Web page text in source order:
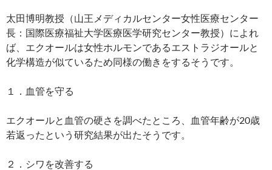
太田博明教授（山王メディカルセンター女性医療センター
長：国際医療福祉大学医療医学研究センター教授）によれ
ば、エクオールは女性ホルモンであるエストラジオールと
化学構造が似ているため同様の働きをするそうです。
１．血管を守る
エクオールと血管の硬さを調べたところ、血管年齢が20歳
若返ったという研究結果が出たそうです。
２．シワを改善する